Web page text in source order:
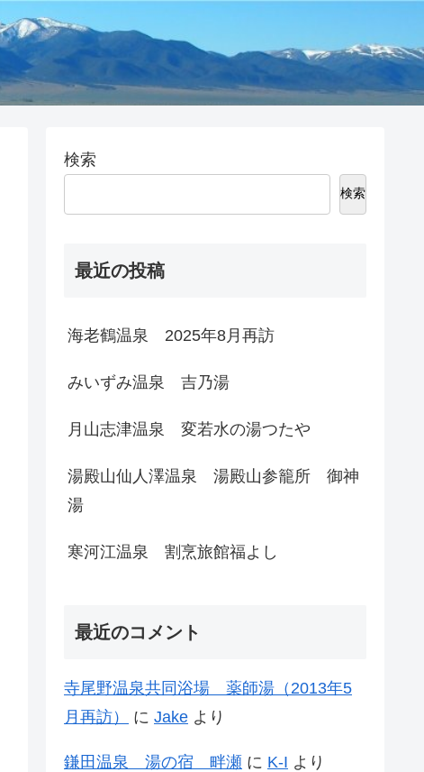
検索
検索
最近の投稿
海老鶴温泉 2025年8月再訪
みいずみ温泉 吉乃湯
月山志津温泉 変若水の湯つたや
湯殿山仙人澤温泉 湯殿山参籠所 御神
湯
寒河江温泉 割烹旅館福よし
最近のコメント
寺尾野温泉共同浴場 薬師湯（2013年5
月再訪）
に Jake より
鎌田温泉 湯の宿 畔瀬 に K-I より